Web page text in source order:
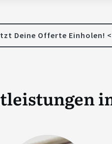
Deine Offerte Einholen!